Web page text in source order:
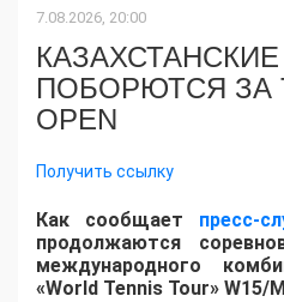
7.08.2026, 20:00
ПОБОРЮТСЯ ЗА
OPEN
Получить ссылку
Как сообщает пресс-
продолжаются
международного
«World Tennis Tour» W15/